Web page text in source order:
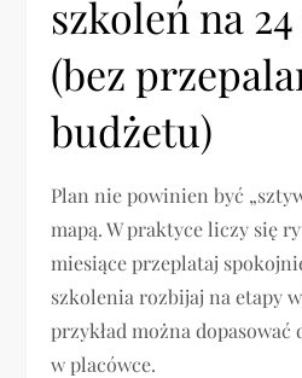
szkoleń na
(bez
budżetu)
Plan nie powinien być
mapą. W praktyce liczy się
miesiące przeplataj
szkolenia rozbijaj na etapy
przykład można
w placówce.